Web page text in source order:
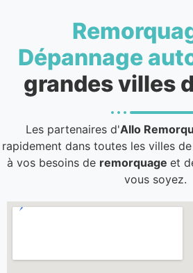
Dépannage
grandes villes
Les partenaires d'Allo
rapidement dans toutes les villes
à vos besoins de remorquage et
vous soyez.